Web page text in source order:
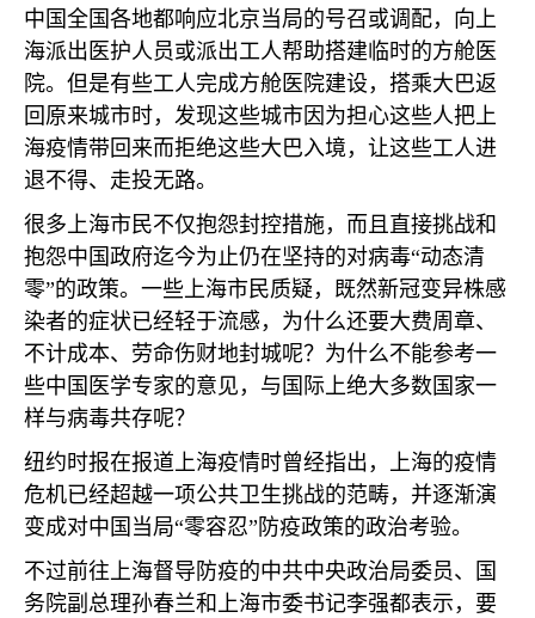
中国全国各地都响应北京当局的号召或调配，向上
海派出医护人员或派出工人帮助搭建临时的方舱医
院。但是有些工人完成方舱医院建设，搭乘大巴返
回原来城市时，发现这些城市因为担心这些人把上
海疫情带回来而拒绝这些大巴入境，让这些工人进
退不得、走投无路。
很多上海市民不仅抱怨封控措施，而且直接挑战和
抱怨中国政府迄今为止仍在坚持的对病毒“动态清
零”的政策。一些上海市民质疑，既然新冠变异株感
染者的症状已经轻于流感，为什么还要大费周章、
不计成本、劳命伤财地封城呢？为什么不能参考一
些中国医学专家的意见，与国际上绝大多数国家一
样与病毒共存呢？
纽约时报在报道上海疫情时曾经指出，上海的疫情
危机已经超越一项公共卫生挑战的范畴，并逐渐演
变成对中国当局“零容忍”防疫政策的政治考验。
不过前往上海督导防疫的中共中央政治局委员、国
务院副总理孙春兰和上海市委书记李强都表示，要